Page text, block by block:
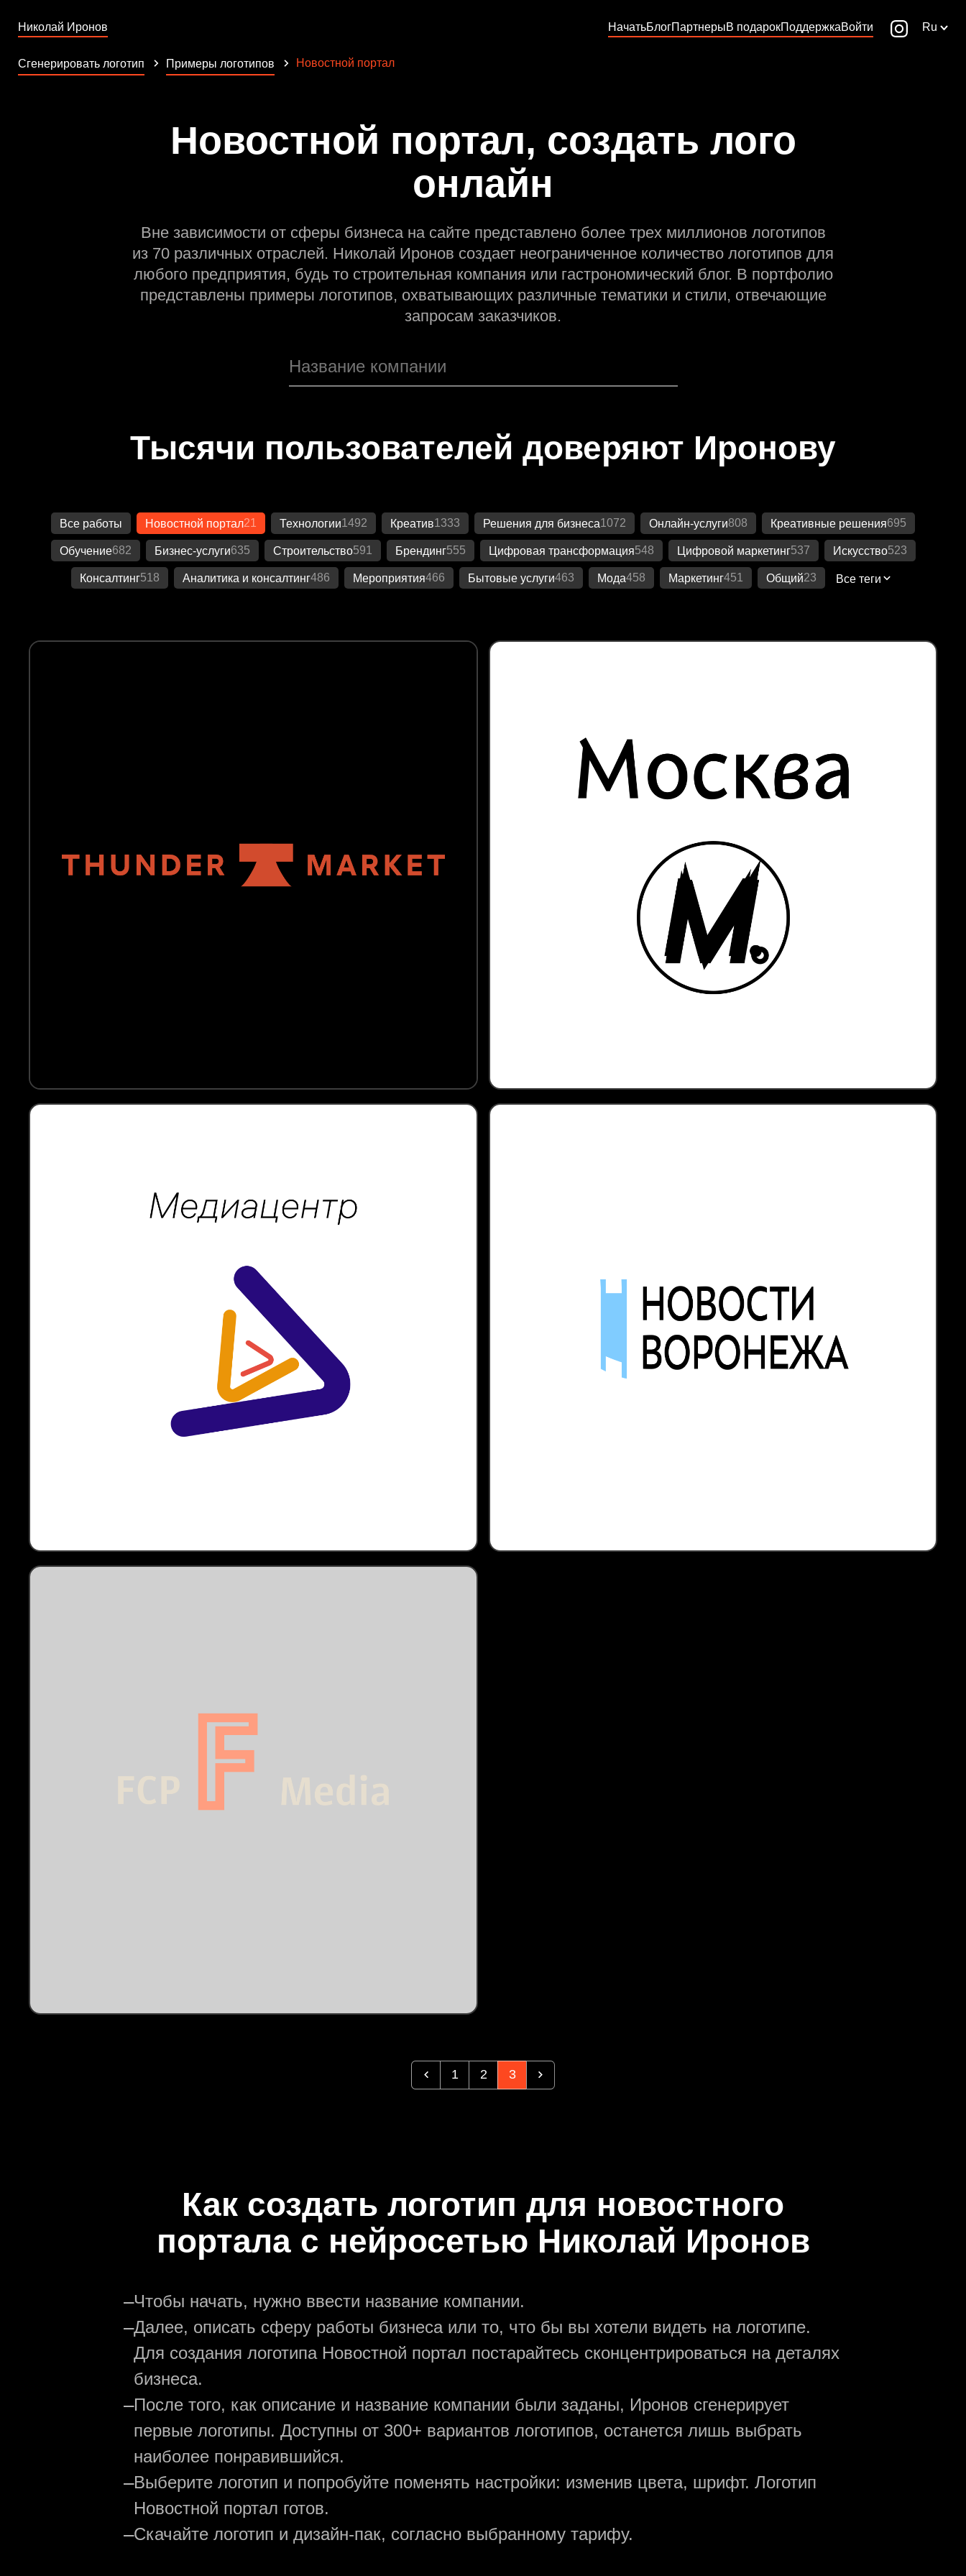
Николай Иронов НачатьБлогПартнерыВ подарокПоддержкаВойти Ru
Сгенерировать логотип Примеры логотипов Новостной портал
Новостной портал, создать лого
онлайн
Вне зависимости от сферы бизнеса на сайте представлено более трех миллионов логотипов
из 70 различных отраслей. Николай Иронов создает неограниченное количество логотипов для
любого предприятия, будь то строительная компания или гастрономический блог. В портфолио
представлены примеры логотипов, охватывающих различные тематики и стили, отвечающие
запросам заказчиков.
Тысячи пользователей доверяют Иронову
Все работы Новостной портал21 Технологии1492 Креатив1333 Решения для бизнеса1072 Онлайн-услуги808 Креативные решения695
Обучение682 Бизнес-услуги635 Строительство591 Брендинг555 Цифровая трансформация548 Цифровой маркетинг537 Искусство523
Консалтинг518 Аналитика и консалтинг486 Мероприятия466 Бытовые услуги463 Мода458 Маркетинг451 Общий23 Все теги
1 2 3
Как создать логотип для новостного
портала с нейросетью Николай Иронов
—Чтобы начать, нужно ввести название компании.
—Далее, описать сферу работы бизнеса или то, что бы вы хотели видеть на логотипе.
Для создания логотипа Новостной портал постарайтесь сконцентрироваться на деталях
бизнеса.
—После того, как описание и название компании были заданы, Иронов сгенерирует
первые логотипы. Доступны от 300+ вариантов логотипов, останется лишь выбрать
наиболее понравившийся.
—Выберите логотип и попробуйте поменять настройки: изменив цвета, шрифт. Логотип
Новостной портал готов.
—Скачайте логотип и дизайн-пак, согласно выбранному тарифу.